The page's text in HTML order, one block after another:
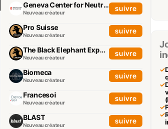
Geneva Center for Neutrality
Nouveau créateur
suivre
Pro Suisse
Nouveau créateur
suivre
The Black Elephant Experience
Nouveau créateur
suivre
Biomeca
Nouveau créateur
suivre
Francesoi
Nouveau créateur
suivre
BLAST
Nouveau créateur
suivre
✓
✓
✓
✓